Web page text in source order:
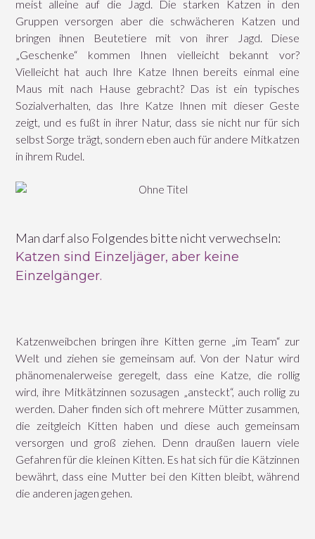
meist alleine auf die Jagd. Die starken Katzen in den
Gruppen versorgen aber die schwächeren Katzen und
bringen ihnen Beutetiere mit von ihrer Jagd. Diese
„Geschenke“ kommen Ihnen vielleicht bekannt vor?
Vielleicht hat auch Ihre Katze Ihnen bereits einmal eine
Maus mit nach Hause gebracht? Das ist ein typisches
Sozialverhalten, das Ihre Katze Ihnen mit dieser Geste
zeigt, und es fußt in ihrer Natur, dass sie nicht nur für sich
selbst Sorge trägt, sondern eben auch für andere Mitkatzen
in ihrem Rudel.
Man darf also Folgendes bitte nicht verwechseln:
Katzen sind Einzeljäger, aber keine
Einzelgänger.
Katzenweibchen bringen ihre Kitten gerne „im Team“ zur
Welt und ziehen sie gemeinsam auf. Von der Natur wird
phänomenalerweise geregelt, dass eine Katze, die rollig
wird, ihre Mitkätzinnen sozusagen „ansteckt“, auch rollig zu
werden. Daher finden sich oft mehrere Mütter zusammen,
die zeitgleich Kitten haben und diese auch gemeinsam
versorgen und groß ziehen. Denn draußen lauern viele
Gefahren für die kleinen Kitten. Es hat sich für die Kätzinnen
bewährt, dass eine Mutter bei den Kitten bleibt, während
die anderen jagen gehen.